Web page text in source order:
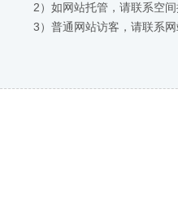
2）如网站托管，请联系空间
3）普通网站访客，请联系网